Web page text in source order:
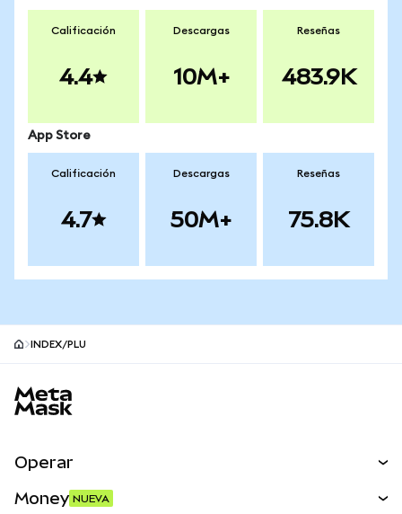
Calificación
4.4
Descargas
10M+
Reseñas
483.9K
App Store
Calificación
4.7
Descargas
50M+
Reseñas
75.8K
INDEX/PLU
Operar
Money NUEVA